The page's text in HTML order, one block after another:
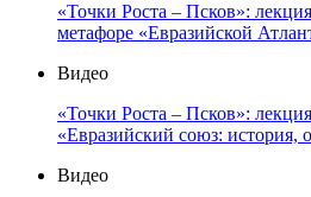
«Точки Роста – Псков»:
метафоре «Евразийской
Видео
«Точки Роста – Псков»:
«Евразийский союз: история,
Видео